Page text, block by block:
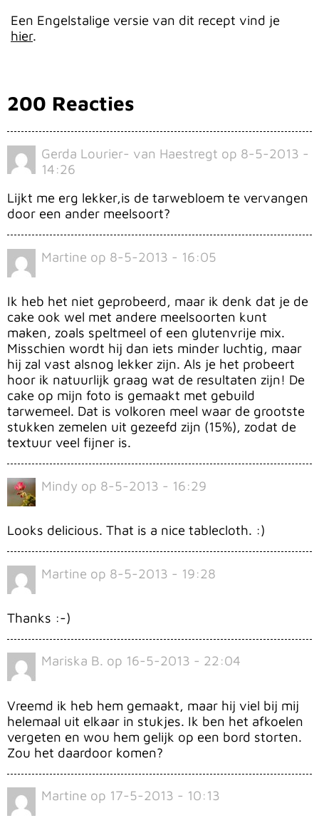
Een Engelstalige versie van dit recept vind je
hier.
200 Reacties
Gerda Lourier- van Haestregt op 8-5-2013 -
14:26
Lijkt me erg lekker,is de tarwebloem te vervangen
door een ander meelsoort?
Martine op 8-5-2013 - 16:05
Ik heb het niet geprobeerd, maar ik denk dat je de
cake ook wel met andere meelsoorten kunt
maken, zoals speltmeel of een glutenvrije mix.
Misschien wordt hij dan iets minder luchtig, maar
hij zal vast alsnog lekker zijn. Als je het probeert
hoor ik natuurlijk graag wat de resultaten zijn! De
cake op mijn foto is gemaakt met gebuild
tarwemeel. Dat is volkoren meel waar de grootste
stukken zemelen uit gezeefd zijn (15%), zodat de
textuur veel fijner is.
Mindy op 8-5-2013 - 16:29
Looks delicious. That is a nice tablecloth. :)
Martine op 8-5-2013 - 19:28
Thanks :-)
Mariska B. op 16-5-2013 - 22:04
Vreemd ik heb hem gemaakt, maar hij viel bij mij
helemaal uit elkaar in stukjes. Ik ben het afkoelen
vergeten en wou hem gelijk op een bord storten.
Zou het daardoor komen?
Martine op 17-5-2013 - 10:13